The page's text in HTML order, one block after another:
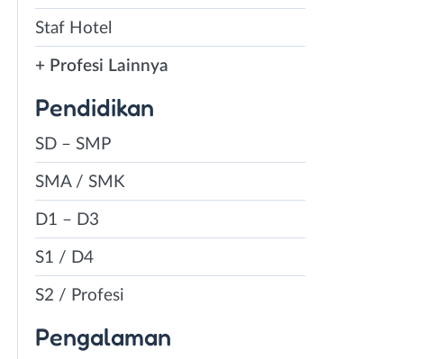
Staf Hotel
+ Profesi Lainnya
Pendidikan
SD – SMP
SMA / SMK
D1 – D3
S1 / D4
S2 / Profesi
Pengalaman